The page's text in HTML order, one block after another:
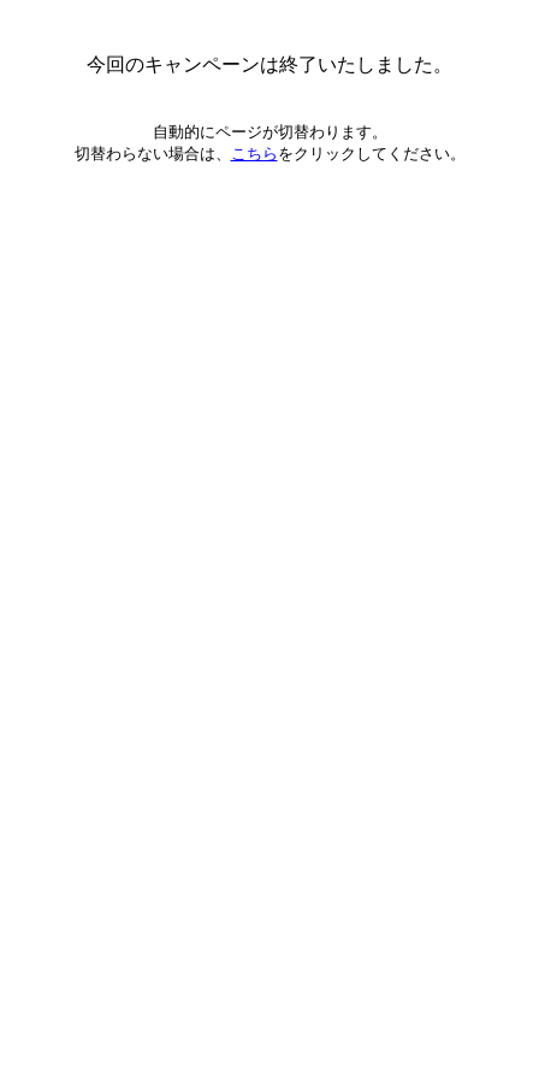
今回のキャンペーンは終了いたしました。
自動的にページが切替わります。
切替わらない場合は、 こちら をクリックしてください。